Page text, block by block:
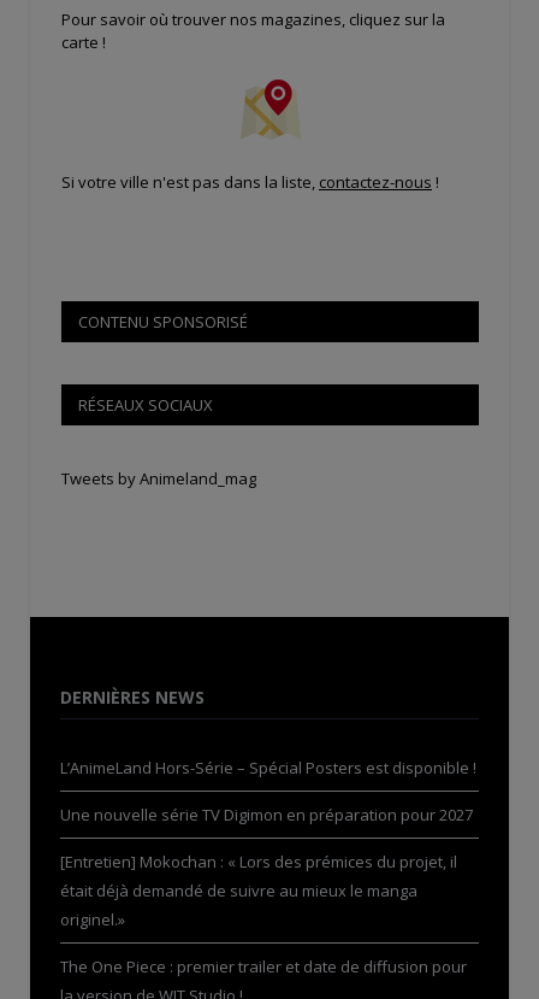
Pour savoir où trouver nos magazines, cliquez sur la
carte !
Si votre ville n'est pas dans la liste, contactez-nous !
CONTENU SPONSORISÉ
RÉSEAUX SOCIAUX
Tweets by Animeland_mag
DERNIÈRES NEWS
L’AnimeLand Hors-Série – Spécial Posters est disponible !
Une nouvelle série TV Digimon en préparation pour 2027
[Entretien] Mokochan : « Lors des prémices du projet, il
était déjà demandé de suivre au mieux le manga
originel.»
The One Piece : premier trailer et date de diffusion pour